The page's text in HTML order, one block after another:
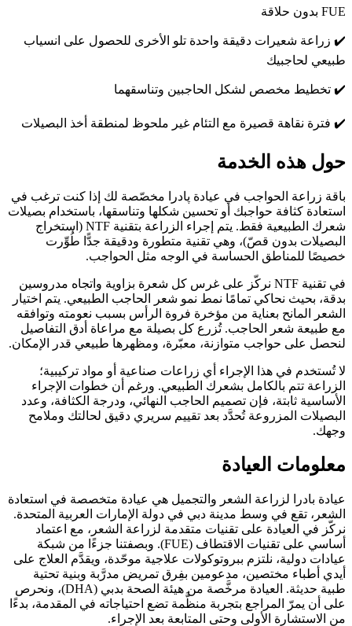
FUE بدون حلاقة
✔️ زراعة شعيرات دقيقة واحدة تلو الأخرى للحصول على انسياب
طبيعي لحاجبيك
✔️ تخطيط مخصص لشكل الحاجبين وتناسقهما
✔️ فترة نقاهة قصيرة مع التئام غير ملحوظ لمنطقة أخذ البصيلات
حول هذه الخدمة
باقة زراعة الحواجب في عيادة پادرا مخصّصة لك إذا كنت ترغب في
استعادة كثافة حواجبك أو تحسين شكلها وتناسقها، باستخدام بصيلات
شعرك الطبيعية فقط. يتم إجراء الزراعة بتقنية NTF (استخراج
البصيلات بدون قصّ)، وهي تقنية متطورة ودقيقة جدًّا طُوِّرت
خصيصًا للمناطق الحساسة في الوجه مثل الحواجب.
في تقنية NTF نركّز على غرس كل شعرة بزاوية واتجاه مدروسين
بدقة، بحيث نحاكي تمامًا نمط نمو شعر الحاجب الطبيعي. يتم اختيار
الشعر المانح بعناية من مؤخرة فروة الرأس بسبب نعومته وتوافقه
مع طبيعة شعر الحاجب. تُزرع كل بصيلة مع مراعاة أدق التفاصيل
لنحصل على حواجب متوازنة، معبّرة، ومظهرها طبيعي قدر الإمكان.
لا تُستخدم في هذا الإجراء أي زراعات صناعية أو مواد تركيبية؛
الزراعة تتم بالكامل بشعرك الطبيعي. ورغم أن خطوات الإجراء
الأساسية ثابتة، فإن تصميم الحاجب النهائي، ودرجة الكثافة، وعدد
البصيلات المزروعة تُحدَّد بعد تقييم سريري دقيق لحالتك وملامح
وجهك.
معلومات العيادة
عيادة بادرا لزراعة الشعر والتجميل هي عيادة متخصصة في استعادة
الشعر، تقع في وسط مدينة دبي في دولة الإمارات العربية المتحدة.
نركّز في العيادة على تقنيات متقدمة لزراعة الشعر، مع اعتماد
أساسي على تقنيات الاقتطاف (FUE). وبصفتنا جزءًا من شبكة
عيادات دولية، نلتزم ببروتوكولات علاجية موحّدة، ويقدَّم العلاج على
أيدي أطباء مختصين، مدعومين بفِرق تمريض مدرَّبة وبنية تحتية
طبية حديثة. العيادة مرخَّصة من هيئة الصحة بدبي (DHA)، ونحرص
على أن يمرّ المراجع بتجربة منظَّمة تضع احتياجاته في المقدمة، بدءًا
من الاستشارة الأولى وحتى المتابعة بعد الإجراء.